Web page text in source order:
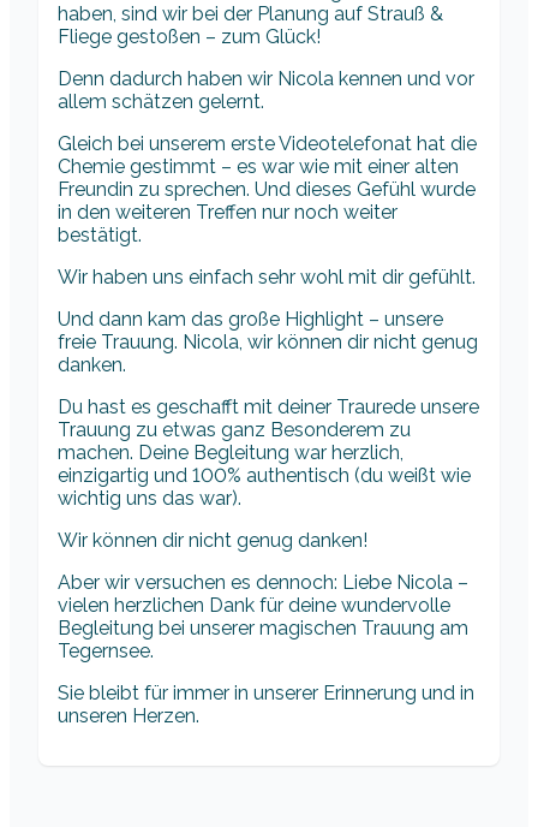
haben, sind wir bei der Planung auf Strauß &
Fliege gestoßen – zum Glück!
Denn dadurch haben wir Nicola kennen und vor
allem schätzen gelernt.
Gleich bei unserem erste Videotelefonat hat die
Chemie gestimmt – es war wie mit einer alten
Freundin zu sprechen. Und dieses Gefühl wurde
in den weiteren Treffen nur noch weiter
bestätigt.
Wir haben uns einfach sehr wohl mit dir gefühlt.
Und dann kam das große Highlight – unsere
freie Trauung. Nicola, wir können dir nicht genug
danken.
Du hast es geschafft mit deiner Traurede unsere
Trauung zu etwas ganz Besonderem zu
machen. Deine Begleitung war herzlich,
einzigartig und 100% authentisch (du weißt wie
wichtig uns das war).
Wir können dir nicht genug danken!
Aber wir versuchen es dennoch: Liebe Nicola –
vielen herzlichen Dank für deine wundervolle
Begleitung bei unserer magischen Trauung am
Tegernsee.
Sie bleibt für immer in unserer Erinnerung und in
unseren Herzen.